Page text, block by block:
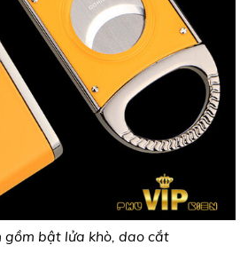
gồm bật lửa khò, dao cắt